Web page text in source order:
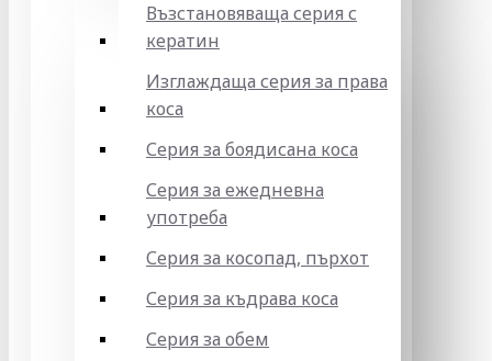
Възстановяваща серия с
кератин
Изглаждаща серия за права
коса
Серия за боядисана коса
Серия за ежедневна
употреба
Серия за косопад, пърхот
Серия за къдрава коса
Серия за обем